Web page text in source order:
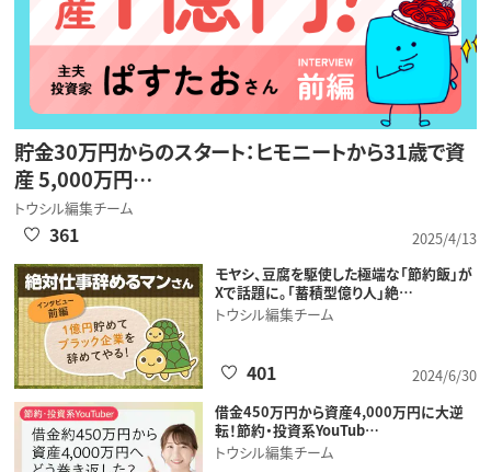
貯金30万円からのスタート：ヒモニートから31歳で資
産 5,000万円…
トウシル編集チーム
2025/4/13
361
モヤシ、豆腐を駆使した極端な「節約飯」が
Xで話題に。「蓄積型億り人」絶…
トウシル編集チーム
2024/6/30
401
借金450万円から資産4,000万円に大逆
転！節約・投資系YouTub…
トウシル編集チーム